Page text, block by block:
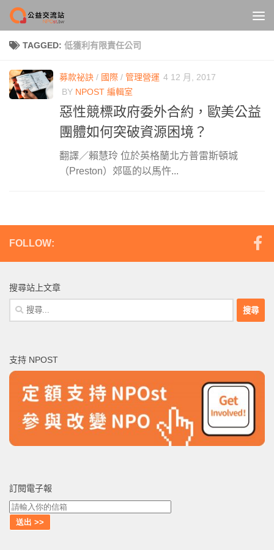
Skip to content
TAGGED: 低獲利有限責任公司
募款祕訣 / 國際 / 管理營運 4 12 月, 2017
BY NPOST 編輯室
惡性競標政府委外合約，歐美公益
團體如何突破資源困境？
翻譯／賴慧玲 位於英格蘭北方普雷斯頓城
（Preston）郊區的以馬忤...
FOLLOW:
搜尋站上文章
搜
尋
字:
支持 NPOST
訂閱電子報